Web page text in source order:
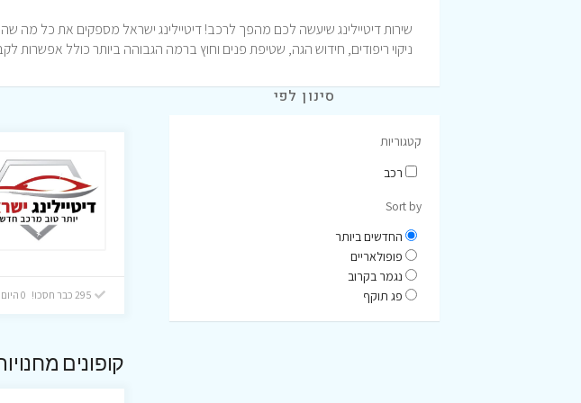
שירות דיטיילינג שיעשה לכם מהפך לרכב! דיטיילינג ישראל מספקים את כל
ניקוי ריפודים, חידוש הגה, שטיפת פנים וחוץ ברמה הגבוהה ביותר כולל אפשרות
קופונים
סינון לפי
קטגוריות
רכב
Sort by
החדשים ביותר
פופולאריים
נגמר בקרוב
פג תוקף